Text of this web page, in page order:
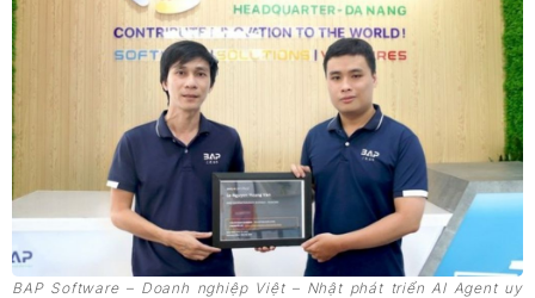
BAP Software – Doanh nghiệp Việt – Nhật phát triển AI Agent uy